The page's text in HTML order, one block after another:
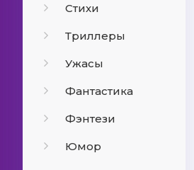
Стихи
Триллеры
Ужасы
Фантастика
Фэнтези
Юмор